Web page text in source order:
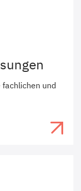
und